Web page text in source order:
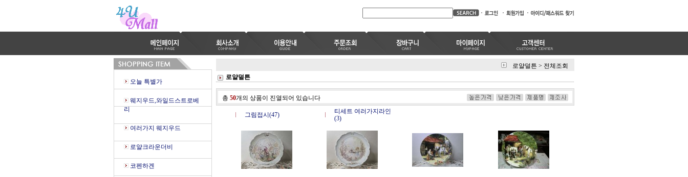
오늘 특별가
웨지우드,와일드스트로베
리
여러가지 웨지우드
로얄크라운더비
코펜하겐
로얄덜튼 > 전체조회
로얄덜튼
총 50개의 상품이 진열되어 있습니다
그림접시(47)
티세트 여러가지라인
(3)